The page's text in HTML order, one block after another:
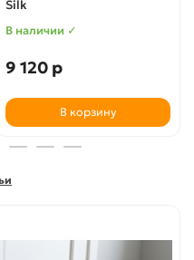
Silk
В наличии ✓
9 120 р
В корзину